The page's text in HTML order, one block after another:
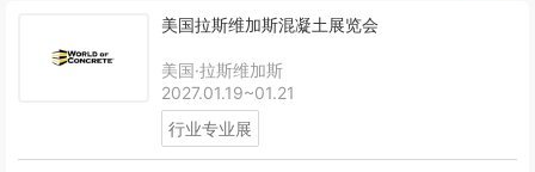
美国拉斯维加斯混凝土展览会
美国·拉斯维加斯
2027.01.19~01.21
行业专业展